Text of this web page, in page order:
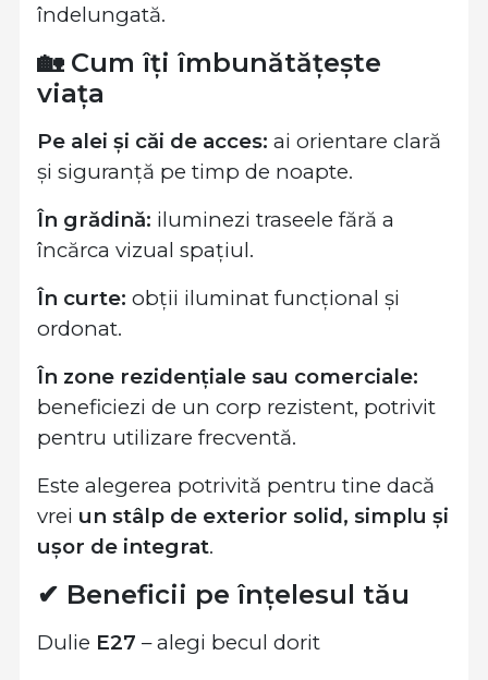
îndelungată.
🏡 Cum îți îmbunătățește
viața
Pe alei și căi de acces: ai orientare clară
și siguranță pe timp de noapte.
În grădină: iluminezi traseele fără a
încărca vizual spațiul.
În curte: obții iluminat funcțional și
ordonat.
În zone rezidențiale sau comerciale:
beneficiezi de un corp rezistent, potrivit
pentru utilizare frecventă.
Este alegerea potrivită pentru tine dacă
vrei un stâlp de exterior solid, simplu și
ușor de integrat.
✔ Beneficii pe înțelesul tău
Dulie E27 – alegi becul dorit